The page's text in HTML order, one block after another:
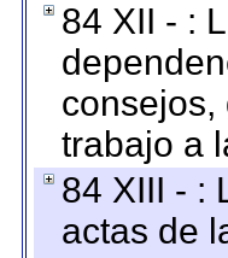
84 XII - :
consejos,
trabajo a
84 XIII - :
actas de